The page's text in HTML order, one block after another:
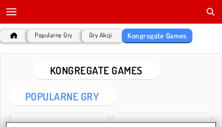
Popularne Gry Gry Akcji Kongregate Games
KONGREGATE GAMES
POPULARNE GRY